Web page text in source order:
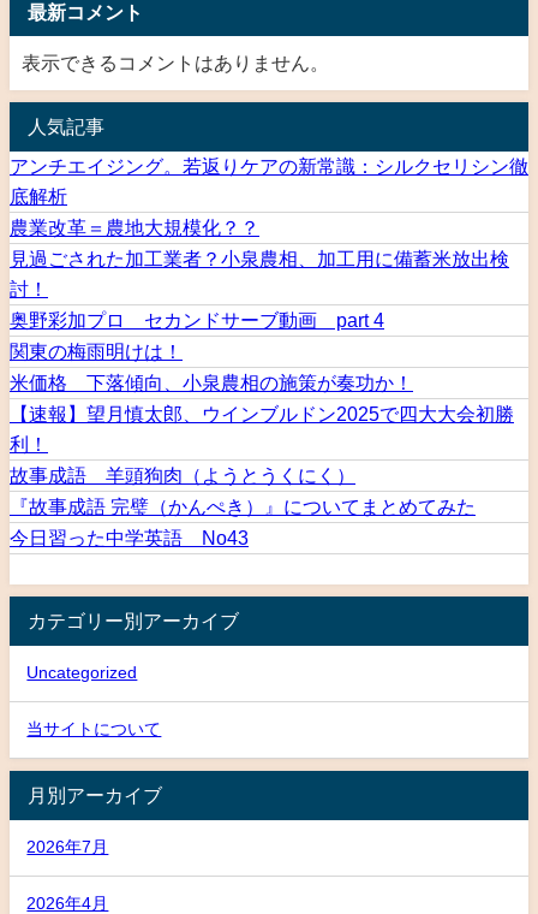
最新コメント
表示できるコメントはありません。
人気記事
アンチエイジング。若返りケアの新常識：シルクセリシン徹
底解析
農業改革＝農地大規模化？？
見過ごされた加工業者？小泉農相、加工用に備蓄米放出検
討！
奥野彩加プロ セカンドサーブ動画 part 4
関東の梅雨明けは！
米価格 下落傾向、小泉農相の施策が奏功か！
【速報】望月慎太郎、ウインブルドン2025で四大大会初勝
利！
故事成語 羊頭狗肉（ようとうくにく）
『故事成語 完璧（かんぺき）』についてまとめてみた
今日習った中学英語 No43
カテゴリー別アーカイブ
Uncategorized
当サイトについて
月別アーカイブ
2026年7月
2026年4月